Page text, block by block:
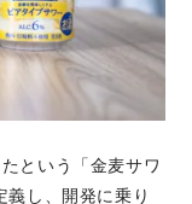
という「金麦サワ
義し、開発に乗り